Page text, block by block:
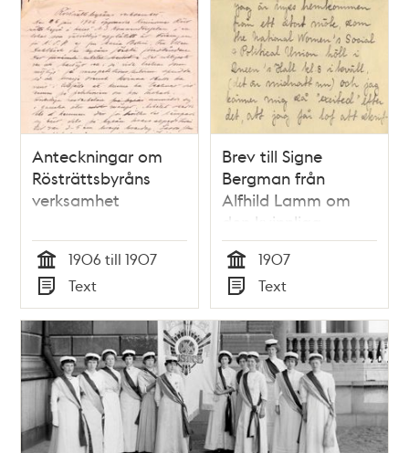
Anteckningar om
Rösträttsbyråns
verksamhet
Tid
1906 till 1907
Typ
Text
Brev till Signe
Bergman från
Alfhild Lamm om
den kvinnliga
rösträttsrörelsen i
Storbritannien -
1907
Tid
1907
Typ
Text